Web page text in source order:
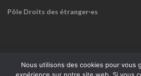
Pôle Droits des étranger·es
Accueil
Devenir sympathisant·e
Nous utilisons des cookies pour vous